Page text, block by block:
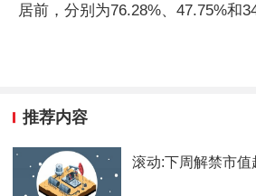
居前，分别为76.28%、47.75%和
推荐内容
滚动:下周解禁市值